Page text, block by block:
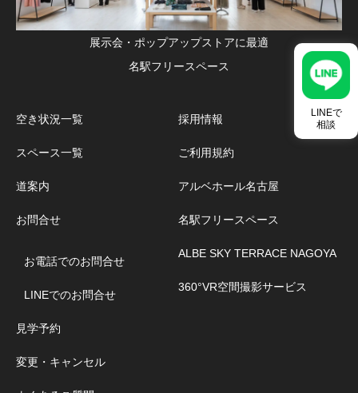
LINEで
相談
展示会・ポップアップストアに最適
名駅フリースペース
空き状況一覧
スペース一覧
道案内
お問合せ
お電話でのお問合せ
LINEでのお問合せ
見学予約
変更・キャンセル
採用情報
ご利用規約
アルベホール名古屋
名駅フリースペース
ALBE SKY TERRACE NAGOYA
360°VR空間撮影サービス